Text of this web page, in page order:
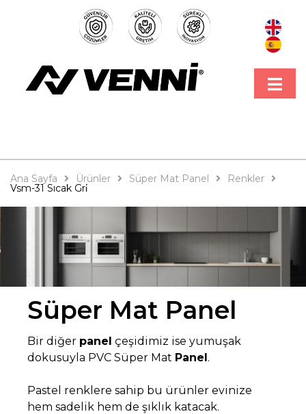
Ana Sayfa Ürünler Süper Mat Panel Renkler
Vsm-31 Sıcak Gri̇
Süper Mat Panel
Bir diğer panel çeşidimiz ise yumuşak
dokusuyla PVC Süper Mat Panel.
Pastel renklere sahip bu ürünler evinize
hem sadelik hem de şıklık katacak.